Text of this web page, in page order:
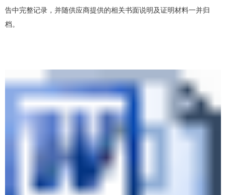
告中完整记录，并随供应商提供的相关书面说明及证明材料一并归
档。